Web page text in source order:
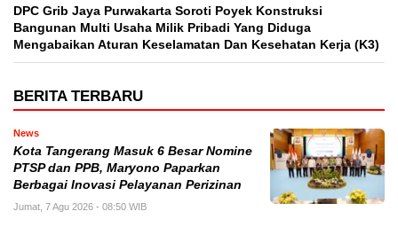
DPC Grib Jaya Purwakarta Soroti Poyek Konstruksi
Bangunan Multi Usaha Milik Pribadi Yang Diduga
Mengabaikan Aturan Keselamatan Dan Kesehatan Kerja (K3)
BERITA TERBARU
News
Kota Tangerang Masuk 6 Besar Nomine
PTSP dan PPB, Maryono Paparkan
Berbagai Inovasi Pelayanan Perizinan
Jumat, 7 Agu 2026 - 08:50 WIB